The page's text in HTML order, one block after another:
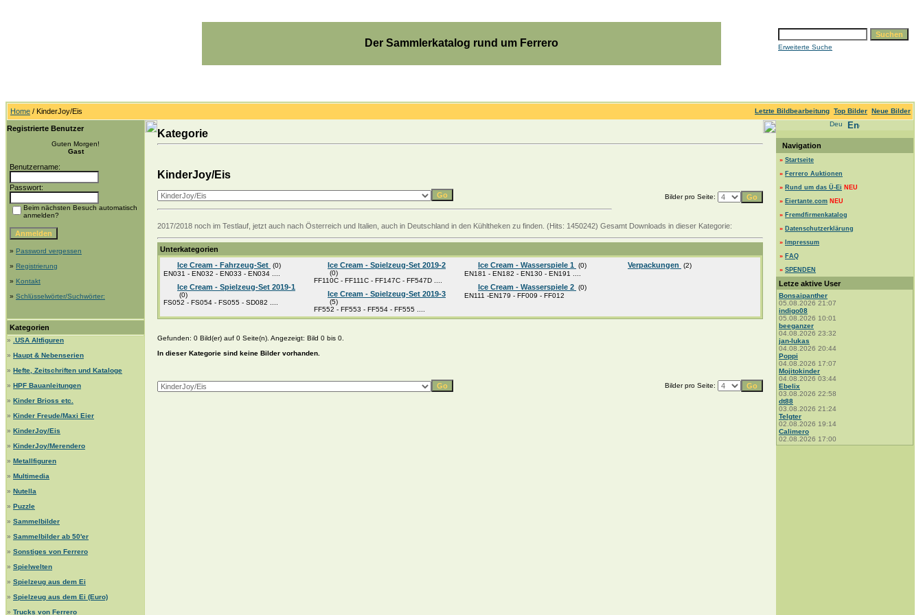
Der Sammlerkatalog rund um Ferrero Erweiterte Suche
Home / KinderJoy/Eis Letzte Bildbearbeitung Top Bilder Neue Bilder
Registrierte Benutzer
Guten Morgen!
Gast
Benutzername:
Passwort:
Beim nächsten Besuch automatisch
anmelden?
» Password vergessen
» Registrierung
» Kontakt
» Schlüsselwörter/Suchwörter:
Kategorien
»
.USA Altfiguren
» Haupt & Nebenserien
» Hefte, Zeitschriften und Kataloge
» HPF Bauanleitungen
» Kinder Brioss etc.
» Kinder Freude/Maxi Eier
» KinderJoy/Eis
» KinderJoy/Merendero
» Metallfiguren
» Multimedia
» Nutella
» Puzzle
» Sammelbilder
» Sammelbilder ab 50'er
» Sonstiges von Ferrero
» Spielwelten
» Spielzeug aus dem Ei
» Spielzeug aus dem Ei (Euro)
» Trucks von Ferrero
Kategorie
KinderJoy/Eis
Bilder pro Seite:
2017/2018 noch im Testlauf, jetzt auch nach Österreich und Italien, auch in Deutschland in den Kühltheken zu finden. (Hits: 1450242) Gesamt Downloads in dieser Kategorie:
Unterkategorien
Ice Cream - Fahrzeug-Set (0)
EN031 - EN032 - EN033 - EN034 ....
Ice Cream - Spielzeug-Set 2019-1
(0)
FS052 - FS054 - FS055 - SD082 ....
Ice Cream - Spielzeug-Set 2019-2
(0)
FF110C - FF111C - FF147C - FF547D ....
Ice Cream - Spielzeug-Set 2019-3
(5)
FF552 - FF553 - FF554 - FF555 ....
Ice Cream - Wasserspiele 1 (0)
EN181 - EN182 - EN130 - EN191 ....
Ice Cream - Wasserspiele 2 (0)
EN111 -EN179 - FF009 - FF012
Verpackungen (2)
Gefunden: 0 Bild(er) auf 0 Seite(n). Angezeigt: Bild 0 bis 0.
In dieser Kategorie sind keine Bilder vorhanden.
Bilder pro Seite:
Navigation
» Startseite
» Ferrero Auktionen
» Rund um das Ü-Ei NEU
» Eiertante.com NEU
» Fremdfirmenkatalog
» Datenschutzerklärung
» Impressum
» FAQ
» SPENDEN
Letze aktive User
Bonsaipanther
05.08.2026 21:07
indigo08
05.08.2026 10:01
beeganzer
04.08.2026 23:32
jan-lukas
04.08.2026 20:44
Poppi
04.08.2026 17:07
Mojitokinder
04.08.2026 03:44
Ebelix
03.08.2026 22:58
dt88
03.08.2026 21:24
Telgter
02.08.2026 19:14
Calimero
02.08.2026 17:00